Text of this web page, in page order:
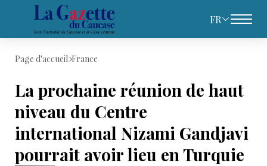
FR
Page d'accueil France
La prochaine réunion de haut
niveau du Centre
international Nizami Gandjavi
pourrait avoir lieu en Turquie